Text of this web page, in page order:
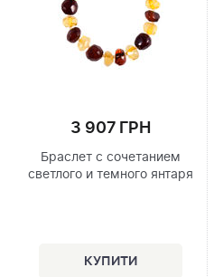
3 907 ГРН
Браслет с сочетанием
светлого и темного янтаря